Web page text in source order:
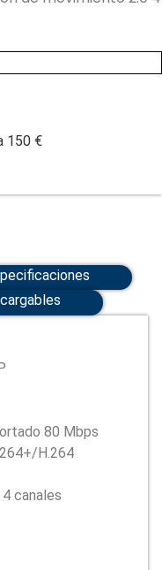
150 €
80 Mbps
H.264
canales